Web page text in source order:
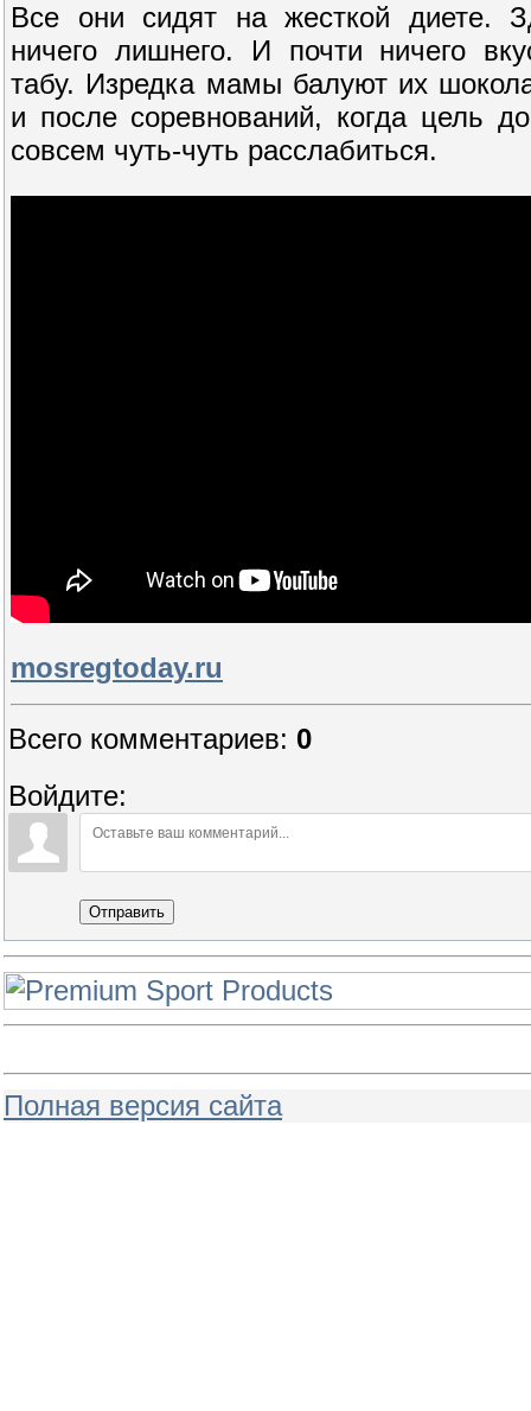
Все они сидят на жесткой диете.
ничего лишнего. И почти ничего
табу. Изредка мамы балуют их
и после соревнований, когда цель
совсем чуть-чуть расслабиться.
mosregtoday.ru
Всего комментариев: 0
Войдите:
Отправить
Полная версия сайта